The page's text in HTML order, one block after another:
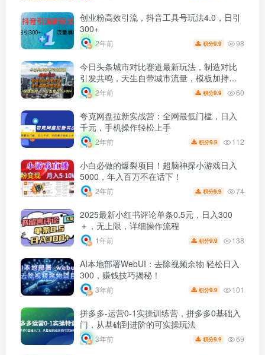
创业粉高效引流，抖音工具号玩法4.0，日引
300+
2年前 积分9.9 98
今日头条城市对比赛道最新玩法，制造对比
引发共鸣，天生自带城市流量，模板加持，
小白也能日入500+
2年前 积分9.9 60
夸克网盘拉新实战营：全网最低门槛，日入
千元，手机操作轻松上手
2年前 积分9.9 112
小白必做的爆裂项目！超脑神探小游戏日入
5000，年入百万不在话下！
2年前 积分9.9 74
2025最新小红书评论单条0.5元，日入300
＋，无上限，详细操作流程
1年前 积分9.9 138
AI本地部署WebUI：去除视频余物 轻松日入
300，赚钱技巧揭秘！
3年前 积分9.9 101
拼多多-运营0-1实操训练营，拼多多0基础入
门，从基础到进阶的可实操玩法
3年前 积分9.9 69